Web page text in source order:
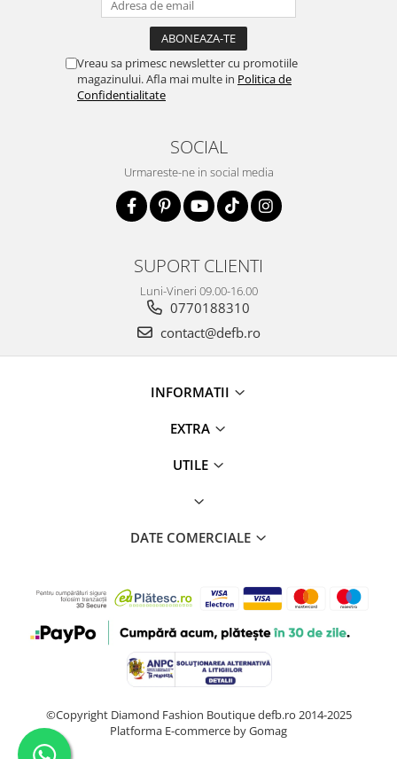
Vreau sa primesc newsletter cu promotiile
magazinului. Afla mai multe in Politica de
Confidentialitate
SOCIAL
Urmareste-ne in social media
SUPORT CLIENTI
Luni-Vineri 09.00-16.00
0770188310
contact@defb.ro
INFORMATII
EXTRA
UTILE
DATE COMERCIALE
©Copyright Diamond Fashion Boutique defb.ro 2014-2025
Platforma E-commerce by Gomag